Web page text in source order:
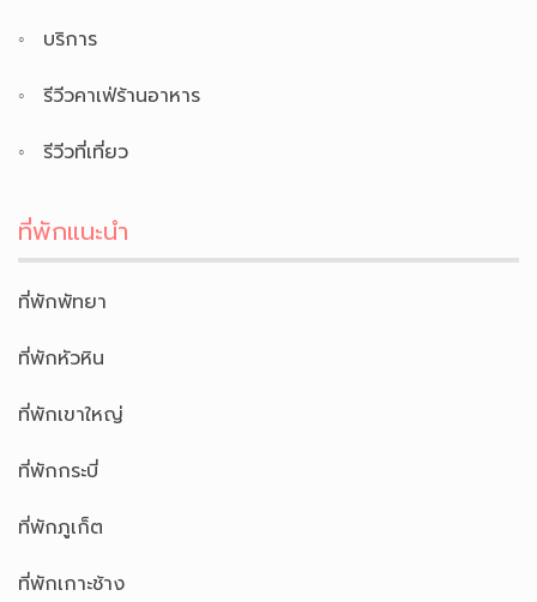
บริการ
รีวีวคาเฟ่ร้านอาหาร
รีวีวที่เที่ยว
ที่พักแนะนำ
ที่พักพัทยา
ที่พักหัวหิน
ที่พักเขาใหญ่
ที่พักกระบี่
ที่พักภูเก็ต
ที่พักเกาะช้าง